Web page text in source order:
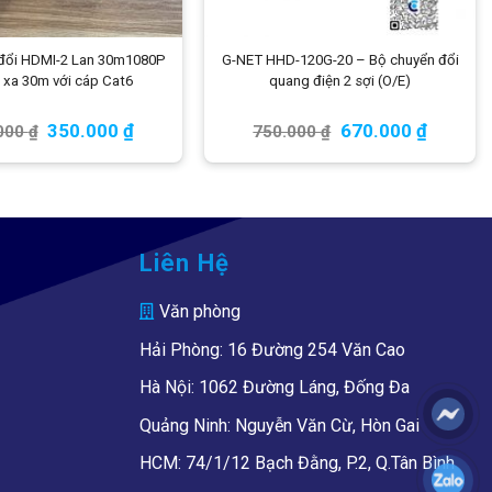
HDMI-2 Lan 30m1080P
xa 30m với cáp Cat6
₫ 350.000₫
G-NET HHD-120G-20 – Bộ chuyển đổi
quang điện 2 sợi (O/E)
750.000₫ 670.000 ₫
Liên Hệ
Văn phòng
Hải Phòng: 16 Đường 254 Văn Cao
Hà Nội: 1062 Đường Láng, Đống Đa
Quảng Ninh: Nguyễn Văn Cừ, Hòn Gai
HCM: 74/1/12 Bạch Đằng, P.2, Q.Tân Bình